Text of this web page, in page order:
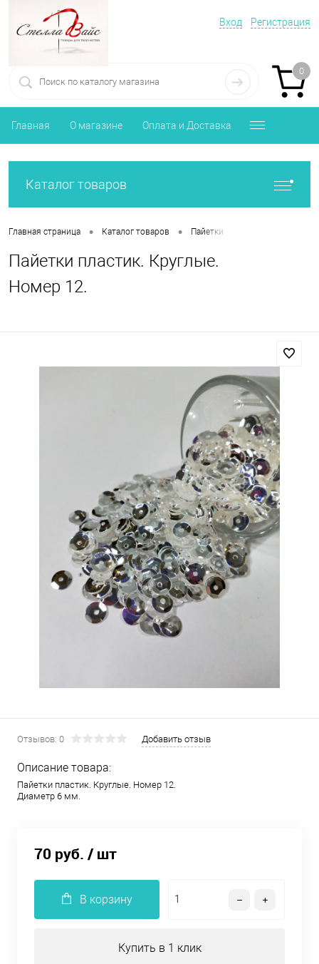
Вход Регистрация
0
Главная О магазине Оплата и Доставка
Каталог товаров
Главная страница • Каталог товаров • Пайетки
Пайетки пластик. Круглые.
Номер 12.
Отзывов: 0 Добавить отзыв
Описание товара:
Пайетки пластик. Круглые. Номер 12.
Диаметр 6 мм.
70 руб. / шт
В корзину
Купить в 1 клик